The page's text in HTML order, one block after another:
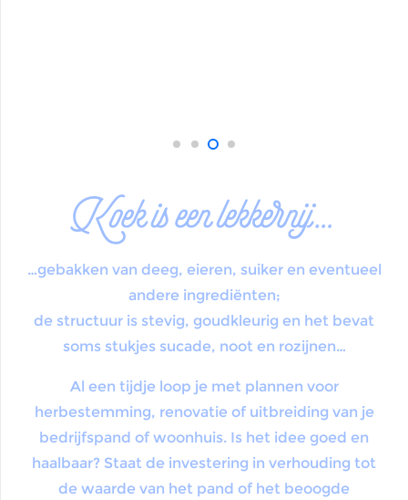
Koek is een lekkernij…
…gebakken van deeg, eieren, suiker en eventueel
andere ingrediënten;
de structuur is stevig, goudkleurig en het bevat
soms stukjes sucade, noot en rozijnen…
Al een tijdje loop je met plannen voor
herbestemming, renovatie of uitbreiding van je
bedrijfspand of woonhuis. Is het idee goed en
haalbaar? Staat de investering in verhouding tot
de waarde van het pand of het beoogde